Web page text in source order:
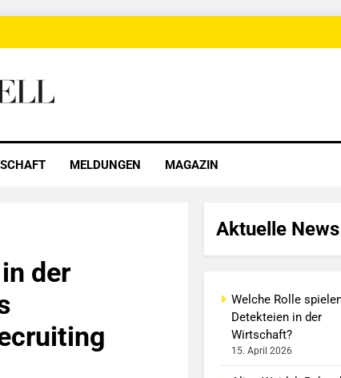
MELDUNGEN MAGAZIN
der
Aktuelle News
Welche Rolle
Detekteien in der
Wirtschaft?
15. April 2026